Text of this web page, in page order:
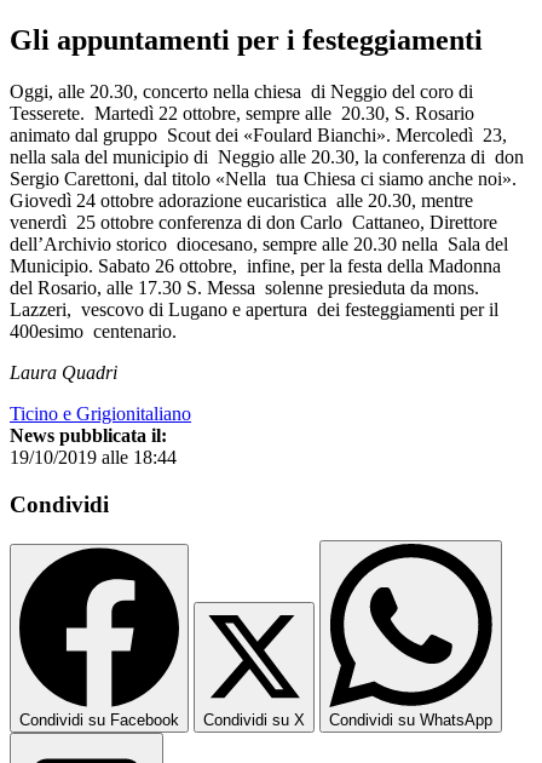
Gli appuntamenti per i festeggiamenti
Oggi, alle 20.30, concerto nella chiesa di Neggio del coro di
Tesserete. Martedì 22 ottobre, sempre alle 20.30, S. Rosario
animato dal gruppo Scout dei «Foulard Bianchi». Mercoledì 23,
nella sala del municipio di Neggio alle 20.30, la conferenza di don
Sergio Carettoni, dal titolo «Nella tua Chiesa ci siamo anche noi».
Giovedì 24 ottobre adorazione eucaristica alle 20.30, mentre
venerdì 25 ottobre conferenza di don Carlo Cattaneo, Direttore
dell’Archivio storico diocesano, sempre alle 20.30 nella Sala del
Municipio. Sabato 26 ottobre, infine, per la festa della Madonna
del Rosario, alle 17.30 S. Messa solenne presieduta da mons.
Lazzeri, vescovo di Lugano e apertura dei festeggiamenti per il
400esimo centenario.
Laura Quadri
Ticino e Grigionitaliano
News pubblicata il:
19/10/2019 alle 18:44
Condividi
Condividi su Facebook Condividi su X Condividi su WhatsApp